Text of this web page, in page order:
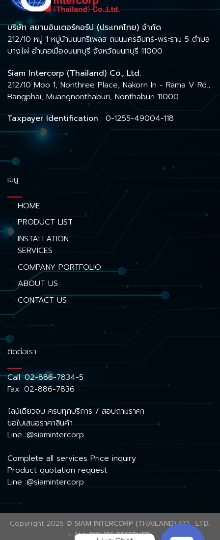
บริษัท สยามอินเตอร์คอร์ป (ประเทศไทย) จำกัด
212/10 หมู่ 1 หมู่บ้านนนทรีเพลส ถนนนครอินทร์-พระราม 5 ตำบล
บางไผ่ อำเภอเมืองนนทบุรี จังหวัดนนทบุรี 11000
Siam Intercorp (Thailand) Co., Ltd.
212/10 Moo 1, Nonthree Place, Nakorn In - Rama V Rd.,
Bangphai, Muangnonthaburi, Nonthaburi 11000
Taxpayer Identification : 0-1255-49004-118
เมนู
HOME
PRODUCT LIST
INSTALLATION
SERVICES
COMPANY PORTFOLIO
ABOUT US
CONTACT US
ติดต่อเรา
Call:02-886-7834-5
Fax: 02-886-7836
ไลน์เดียวจบ ครบทุกบริการ / สอบถามราคา
ขอใบเสนอราคาสินค้า
Line :@siamintercorp
Complete all services Price inquiry
Product quotation request
Line :@siamintercorp
Copyright 2026 © SIAM INTERCORP (THAILAND) CO., LTD.
- ALL RIGHTS RESERVED.